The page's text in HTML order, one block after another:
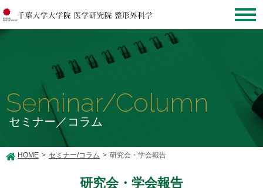
Seminar/Column
セミナー／コラム
HOME セミナー/コラム 研究会・学会報告
研究会・学会報告